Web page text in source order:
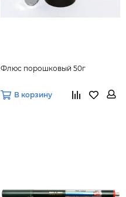
Флюс порошковый 50г
В корзину